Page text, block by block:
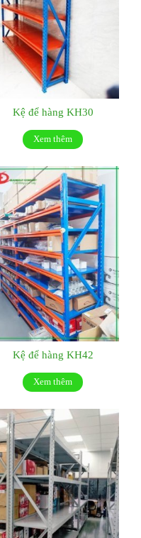
Kệ để hàng KH30
Xem thêm
Kệ để hàng KH42
Xem thêm